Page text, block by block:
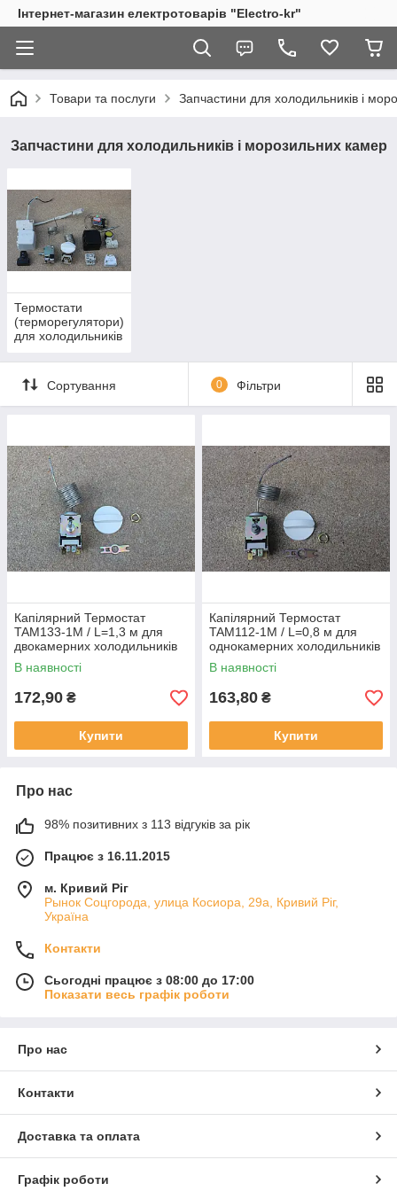
Інтернет-магазин електротоварів "Electro-kr"
Товари та послуги Запчастини для холодильників і
Запчастини для холодильників і морозильних камер
Термостати
(терморегулятори)
для холодильників
Сортування 0 Фільтри
Капілярний Термостат
TAM133-1М / L=1,3 м для
двокамерних холодильників
Китай
В наявності
172,90 ₴
Купити
Капілярний Термостат
TAM112-1М / L=0,8 м для
однокамерних холодильників
Китай
В наявності
163,80 ₴
Купити
Про нас
98% позитивних з 113 відгуків за рік
Працює з 16.11.2015
м. Кривий Ріг
Рынок Соцгорода, улица Косиора, 29а, Кривий Ріг,
Україна
Контакти
Сьогодні працює з 08:00 до 17:00
Показати весь графік роботи
Про нас
Контакти
Доставка та оплата
Графік роботи